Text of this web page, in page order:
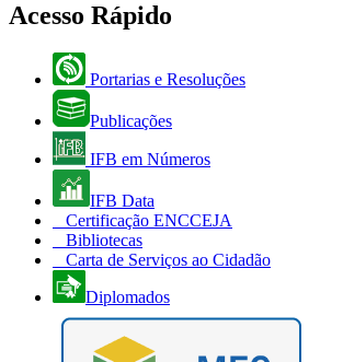
Acesso Rápido
Portarias e Resoluções
Publicações
IFB em Números
IFB Data
Certificação ENCCEJA
Bibliotecas
Carta de Serviços ao Cidadão
Diplomados